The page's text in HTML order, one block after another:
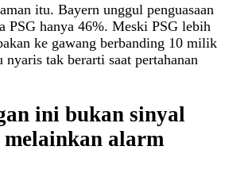
itu. Bayern unggul penguasaan
PSG hanya 46%. Meski PSG lebih
ke gawang berbanding 10 milik
tak berarti saat pertahanan
ini bukan sinyal
alarm